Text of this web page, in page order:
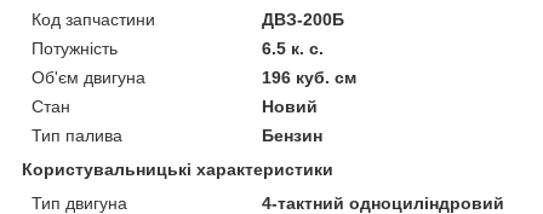
Код запчастини
ДВЗ-200Б
Потужність
6.5 к. с.
Об'єм двигуна
196 куб. см
Стан
Новий
Тип палива
Бензин
Користувальницькі характеристики
Тип двигуна
4-тактний одноциліндровий